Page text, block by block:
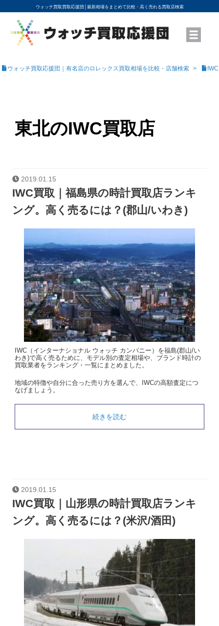
ウォッチ買取買取応援団│ 最新相場をまとめて比較・高く売れる買取店検索
YouTubeで動画を公開中
ROLEXモデル名から買取相場を調べる
高級時計ブランド名から買取相場を調べる
地域から買取店を探す
店舗名から買取店を探す
ブランド時計を高く売る方法
買取査定を依頼する
ウォッチ買取応援団｜有名店のロレックス買取相場を比較・店舗検索
東北のIWC買取店
2019.01.15
IWC買取｜福島県の時計買取店ランキ
ング。高く売るには？(郡山/いわき)
IWC（インターナショナル ウォッチ カンパニー）を福島(郡山/い
わき)で高く売るために、モデル別の査定相場や、ブランド時計の
買取業者をランキング・一覧にまとめました。
地域の特徴や自分に合った売り方を選んで、IWCの高額査定につ
なげましょう。
続きを読む
2019.01.15
IWC買取｜山形県の時計買取店ランキ
ング。高く売るには？(米沢/酒田)